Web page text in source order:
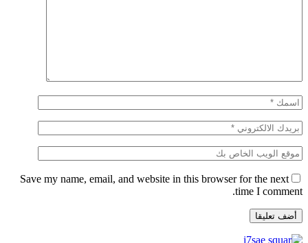
Save my name, email, and website in this browser for the next
time I comment.